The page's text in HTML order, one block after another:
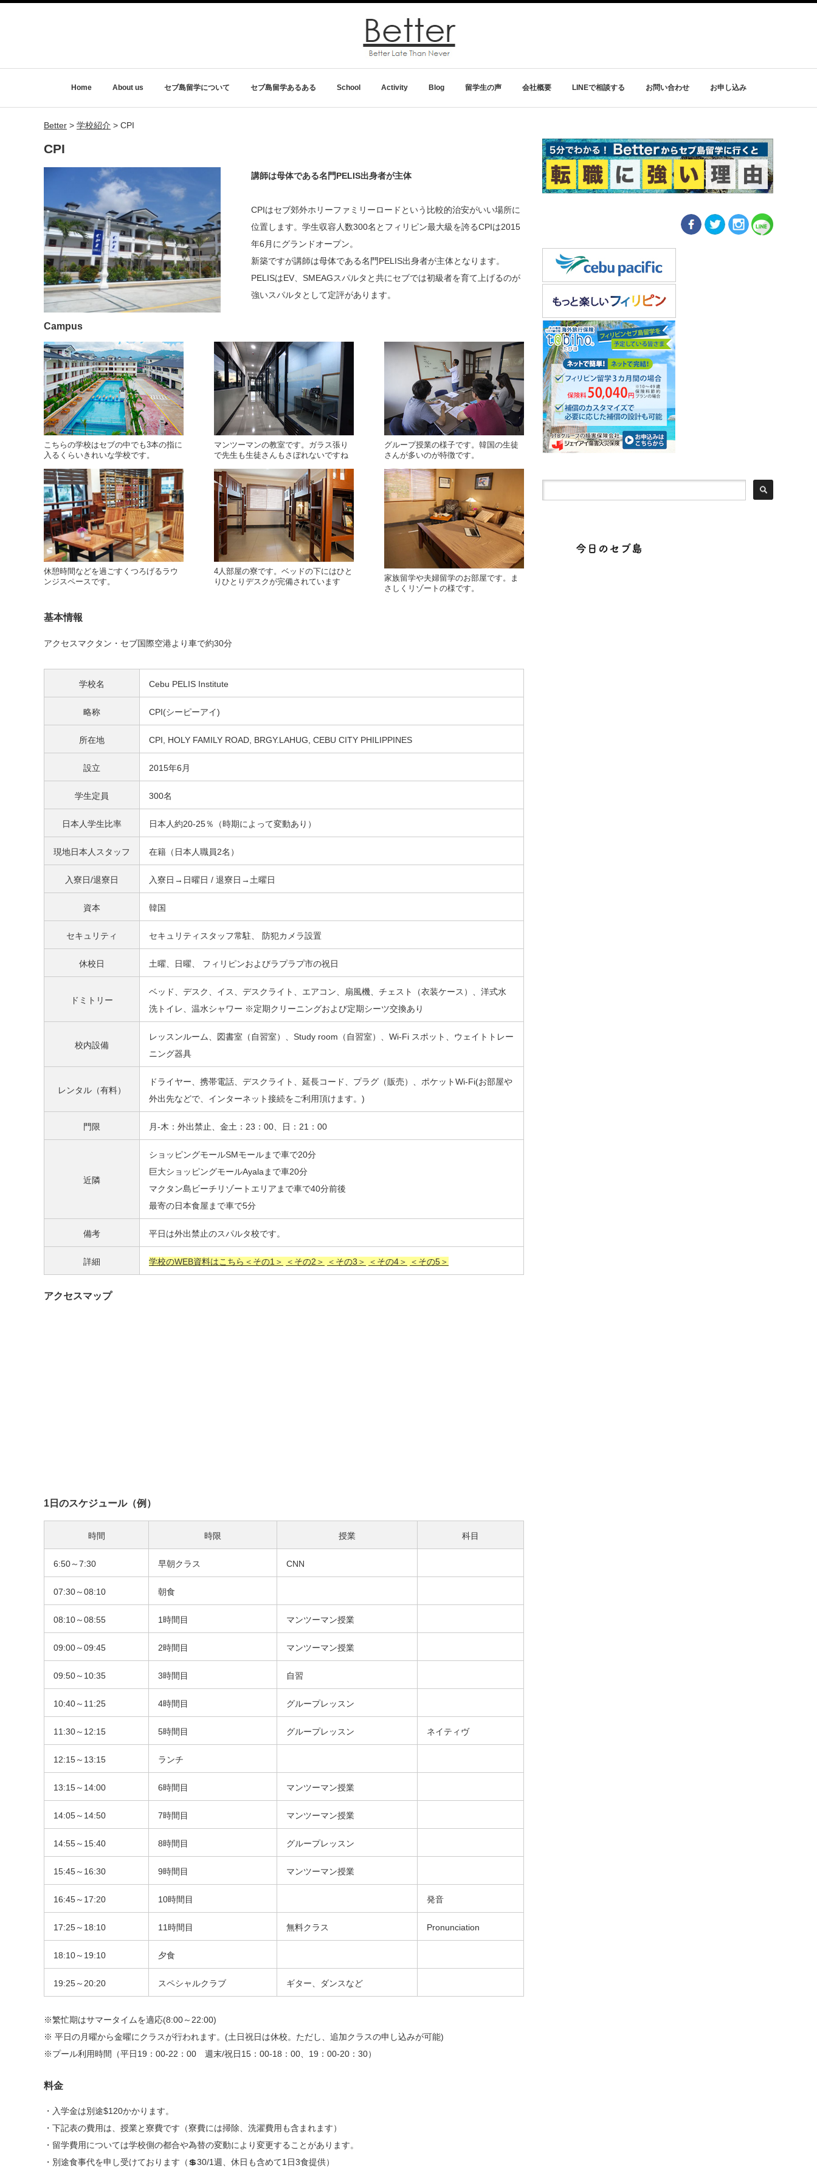
Home About us セブ島留学について セブ島留学あるある School Activity Blog 留学生の声 会社概要 LINEで相談する お問い合わせ お申し込み
Better > 学校紹介 > CPI
CPI
講師は母体である名門PELIS出身者が主体
CPIはセブ郊外ホリーファミリーロードという比較的治安がいい場所に
位置します。学生収容人数300名とフィリピン最大級を誇るCPIは2015
年6月にグランドオープン。
新築ですが講師は母体である名門PELIS出身者が主体となります。
PELISはEV、SMEAGスパルタと共にセブでは初級者を育て上げるのが
強いスパルタとして定評があります。
Campus
こちらの学校はセブの中でも3本の指に
入るくらいきれいな学校です。
マンツーマンの教室です。ガラス張り
で先生も生徒さんもさぼれないですね
グループ授業の様子です。韓国の生徒
さんが多いのが特徴です。
休憩時間などを過ごすくつろげるラウ
ンジスペースです。
4人部屋の寮です。ベッドの下にはひと
りひとりデスクが完備されています
家族留学や夫婦留学のお部屋です。ま
さしくリゾートの様です。
基本情報
アクセスマクタン・セブ国際空港より車で約30分
学校名 Cebu PELIS Institute
略称 CPI(シーピーアイ)
所在地 CPI, HOLY FAMILY ROAD, BRGY.LAHUG, CEBU CITY PHILIPPINES
設立 2015年6月
学生定員 300名
日本人学生比率 日本人約20-25％（時期によって変動あり）
現地日本人スタッフ 在籍（日本人職員2名）
入寮日/退寮日 入寮日→日曜日 / 退寮日→土曜日
資本 韓国
セキュリティ セキュリティスタッフ常駐、 防犯カメラ設置
休校日 土曜、日曜、 フィリピンおよびラプラプ市の祝日
ドミトリー
ベッド、デスク、イス、デスクライト、エアコン、扇風機、チェスト（衣装ケース）、洋式水
洗トイレ、温水シャワー ※定期クリーニングおよび定期シーツ交換あり
校内設備
レッスンルーム、図書室（自習室）、Study room（自習室）、Wi-Fi スポット、ウェイトトレー
ニング器具
レンタル（有料）
ドライヤー、携帯電話、デスクライト、延長コード、プラグ（販売）、ポケットWi-Fi(お部屋や
外出先などで、インターネット接続をご利用頂けます。)
門限 月-木：外出禁止、金土：23：00、日：21：00
近隣
ショッピングモールSMモールまで車で20分
巨大ショッピングモールAyalaまで車20分
マクタン島ビーチリゾートエリアまで車で40分前後
最寄の日本食屋まで車で5分
備考 平日は外出禁止のスパルタ校です。
詳細 学校のWEB資料はこちら＜その1＞ ＜その2＞ ＜その3＞ ＜その4＞ ＜その5＞
アクセスマップ
1日のスケジュール（例）
時間 時限 授業 科目
6:50～7:30 早朝クラス CNN
07:30～08:10 朝食
08:10～08:55 1時間目 マンツーマン授業
09:00～09:45 2時間目 マンツーマン授業
09:50～10:35 3時間目 自習
10:40～11:25 4時間目 グループレッスン
11:30～12:15 5時間目 グループレッスン ネイティヴ
12:15～13:15 ランチ
13:15～14:00 6時間目 マンツーマン授業
14:05～14:50 7時間目 マンツーマン授業
14:55～15:40 8時間目 グループレッスン
15:45～16:30 9時間目 マンツーマン授業
16:45～17:20 10時間目 発音
17:25～18:10 11時間目 無料クラス Pronunciation
18:10～19:10 夕食
19:25～20:20 スペシャルクラブ ギター、ダンスなど
※繁忙期はサマータイムを適応(8:00～22:00)
※ 平日の月曜から金曜にクラスが行われます。(土日祝日は休校。ただし、追加クラスの申し込みが可能)
※プール利用時間（平日19：00-22：00 週末/祝日15：00-18：00、19：00-20：30）
料金
・入学金は別途$120かかります。
・下記表の費用は、授業と寮費です（寮費には掃除、洗濯費用も含まれます）
・留学費用については学校側の都合や為替の変動により変更することがあります。
・別途食事代を申し受けております（💲30/1週、休日も含めて1日3食提供）